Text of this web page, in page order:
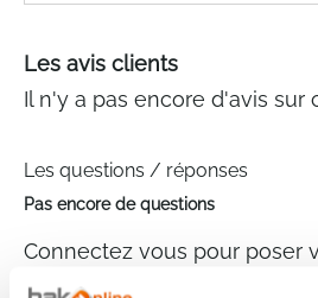
Les avis clients
Il n'y a pas encore d'avis sur
Les questions / réponses
Pas encore de questions
Connectez vous pour poser